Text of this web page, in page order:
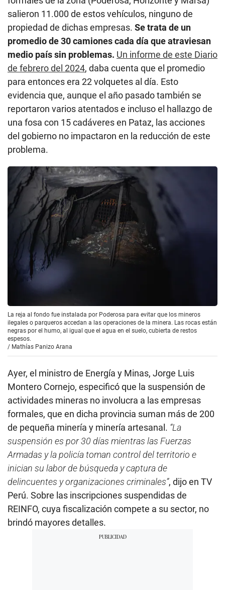
salieron 11.000 de estos vehículos, ninguno de
propiedad de dichas empresas. Se trata de un
promedio de 30 camiones cada día que atraviesan
medio país sin problemas. Un informe de este Diario
de febrero del 2024, daba cuenta que el promedio
para entonces era 22 volquetes al día. Esto
evidencia que, aunque el año pasado también se
reportaron varios atentados e incluso el hallazgo de
una fosa con 15 cadáveres en Pataz, las acciones
del gobierno no impactaron en la reducción de este
problema.
La reja al fondo fue instalada por Poderosa para evitar que los mineros
ilegales o parqueros accedan a las operaciones de la minera. Las rocas están
negras por el humo, al igual que el agua en el suelo, cubierta de restos
espesos.
/ Mathías Panizo Arana
Ayer, el ministro de Energía y Minas, Jorge Luis
Montero Cornejo, especificó que la suspensión de
actividades mineras no involucra a las empresas
formales, que en dicha provincia suman más de 200
de pequeña minería y minería artesanal. “La
suspensión es por 30 días mientras las Fuerzas
Armadas y la policía toman control del territorio e
inician su labor de búsqueda y captura de
delincuentes y organizaciones criminales”, dijo en TV
Perú. Sobre las inscripciones suspendidas de
REINFO, cuya fiscalización compete a su sector, no
brindó mayores detalles.